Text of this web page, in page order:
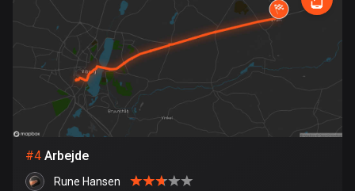
Brasilien
7529 rutter
Brunei
113 rutter
Bulgarien
#4 Arbejde
Rune Hansen